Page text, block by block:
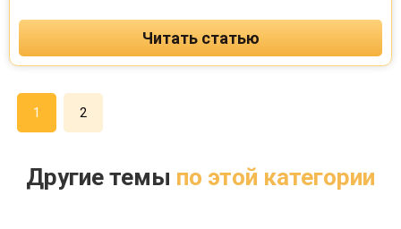
Читать статью
1 2
Другие темы по этой категории